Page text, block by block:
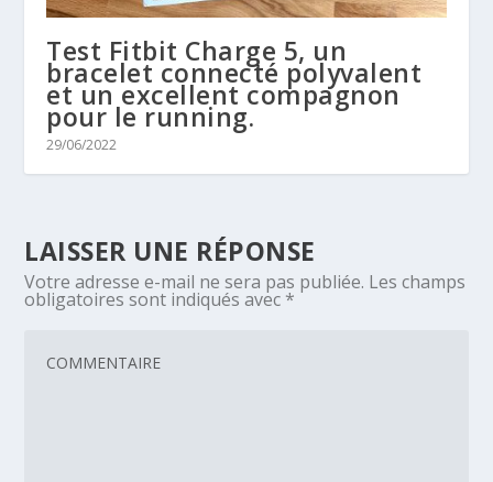
Test Fitbit Charge 5, un
bracelet connecté polyvalent
et un excellent compagnon
pour le running.
29/06/2022
LAISSER UNE RÉPONSE
Votre adresse e-mail ne sera pas publiée. Les champs
obligatoires sont indiqués avec *